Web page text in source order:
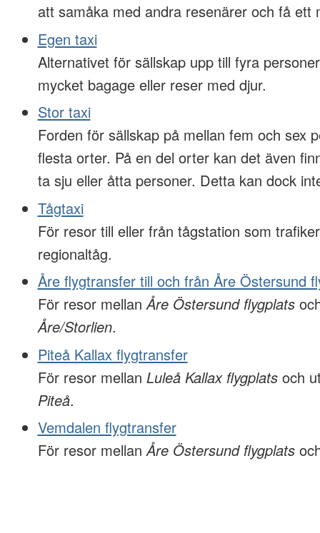
att samåka med andra resenärer och få ett
Egen taxi
Alternativet för sällskap upp till fyra
mycket bagage eller reser med djur.
Stor taxi
Forden för sällskap på mellan fem och sex
flesta orter. På en del orter kan det även
ta sju eller åtta personer. Detta kan dock
Tågtaxi
För resor till eller från tågstation som
regionaltåg.
Åre flygtransfer till och från Åre Östersund
För resor mellanÅre Östersund flygplats
Åre/Storlien.
Piteå Kallax flygtransfer
För resor mellan Luleå Kallax flygplatsoch
Piteå.
Vemdalen flygtransfer
För resor mellanÅre Östersund flygplats